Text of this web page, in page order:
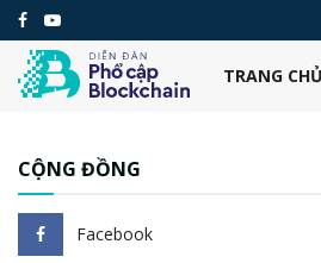
TRANG CHỦ
CỘNG ĐỒNG
Facebook